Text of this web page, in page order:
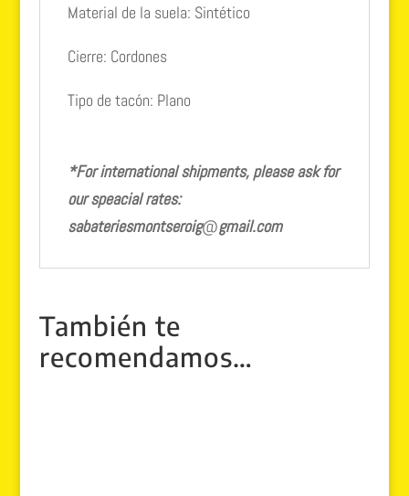
Material de la suela: Sintético
Cierre: Cordones
Tipo de tacón: Plano
*For international shipments, please ask for
our speacial rates:
sabateriesmontseroig@gmail.com
También te
recomendamos…